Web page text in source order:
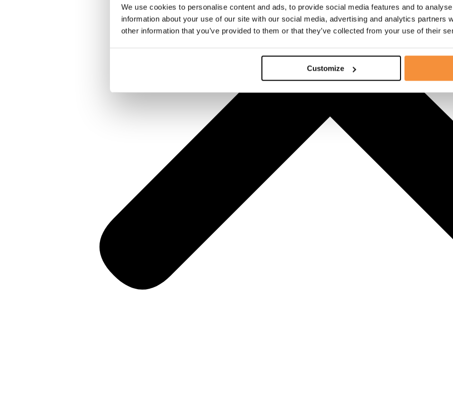
We use cookies to personalise content and ads, to provide social media features and to
information about your use of our site with our social media, advertising and analytics partners
other information that you’ve provided to them or that they’ve collected from your use of their
Customize